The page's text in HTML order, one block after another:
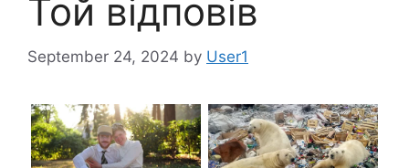
Той відповів
September 24, 2024 by User1